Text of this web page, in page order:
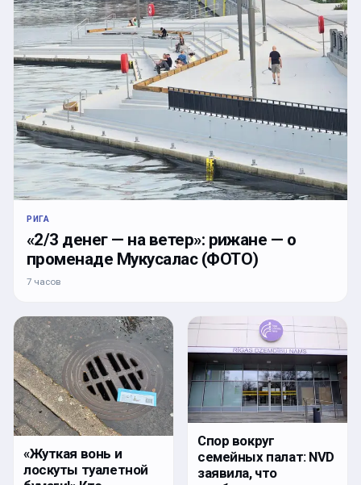
РИГА
«2/3 денег — на ветер»: рижане — о
променаде Мукусалас (ФОТО)
7 часов
«Жуткая вонь и
лоскуты туалетной
Спор вокруг
семейных палат: NVD
заявила, что